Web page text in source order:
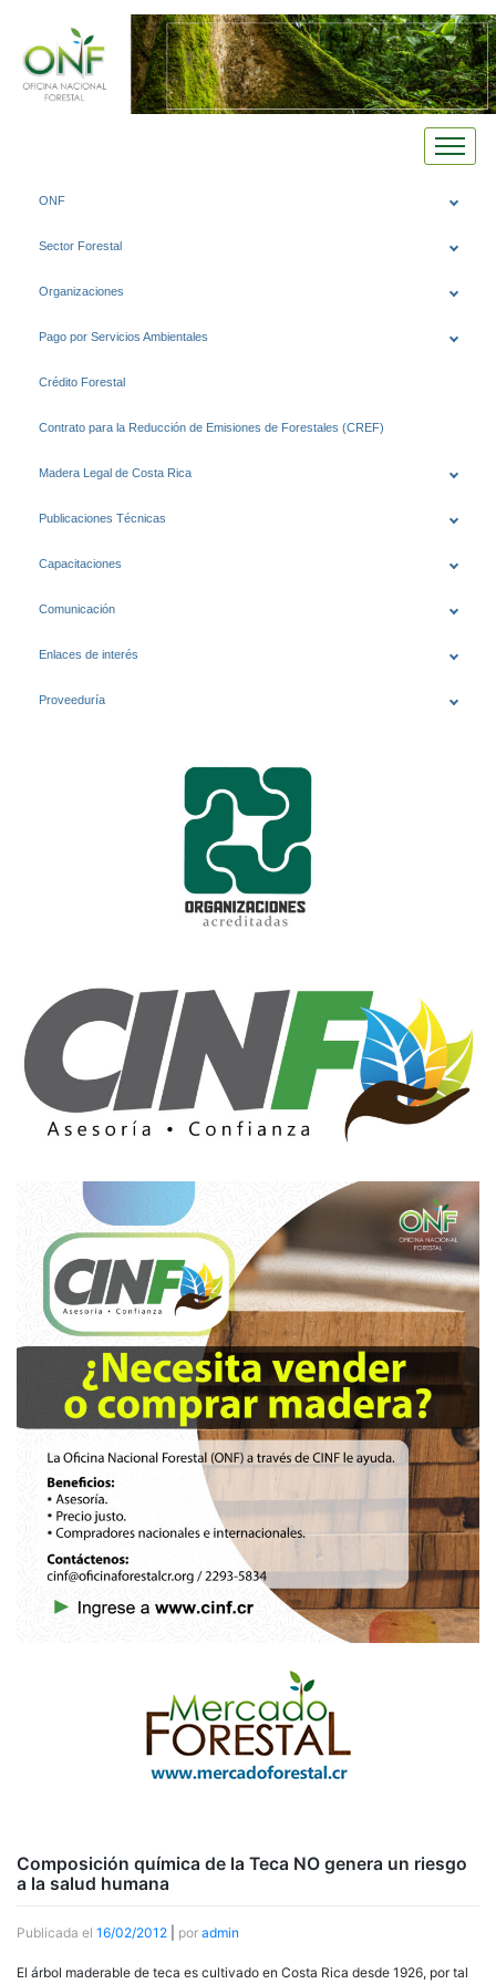
ONF
Sector Forestal
Organizaciones
Pago por Servicios Ambientales
Crédito Forestal
Contrato para la Reducción de Emisiones de Forestales (CREF)
Madera Legal de Costa Rica
Publicaciones Técnicas
Capacitaciones
Comunicación
Enlaces de interés
Proveeduría
Composición química de la Teca NO genera un riesgo
a la salud humana
Publicada el 16/02/2012 por admin
El árbol maderable de teca es cultivado en Costa Rica desde 1926, por tal